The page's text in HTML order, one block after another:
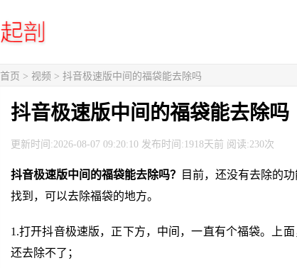
首页 > 视频 > 抖音极速版中间的福袋能去除吗
抖音极速版中间的福袋能去除吗
更新时间:2026-08-07 09:20:10 发布时间:1918天前 阅读:230次
抖音极速版中间的福袋能去除吗？
目前，还没有去除的
找到，可以去除福袋的地方。
1.打开抖音极速版，正下方，中间，一直有个福袋。上
还去除不了；